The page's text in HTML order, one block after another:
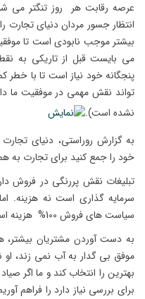
عرصه رقابت هر روز تنگتر
انتظار جسور مردان دنیای
بیشتر موجب نابودی است تا
می بایست قبل از تاریکی به
پنجگانه خود نیاز است تا با
تواند نقش مهمی در موفقیت ما
نشده است).
به گزارش روراستی، دنیای
خود را جمع کنید برای تجارت به
تبلیغات نقش پررنگی در فروش
سرمایه گذاری است نه هزینه.
سیاست های فروش 100% هزینه است بی برگشت.
به دست آوردن مشتریان
موفق بی گدار به آب نمی زند، او
بهترین را انتخاب کند و ما اگر
برای بررسی نیاز دارد را فراهم